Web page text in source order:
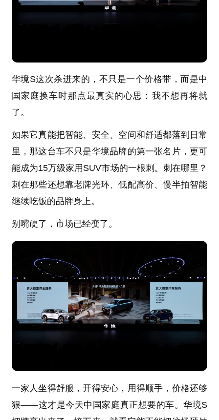
华境S这次杀进来的，不只是一个价格带，而是中
国家庭换车时那点最真实的心思：我不想再将就
了。
如果它真能把智能、安全、空间和舒适都落到日常
里，那这台车不只是华境品牌的第一张名片，更可
能成为15万级家用SUV市场的一根刺。刺在哪里？
刺在那些还想靠老牌光环、低配高价、慢半拍智能
继续吃饭的品牌身上。
别嘴硬了，市场已经变了。
一家人坐得舒服，开得安心，用得顺手，价格还够
狠——这才是今天中国家庭真正想要的车。华境S